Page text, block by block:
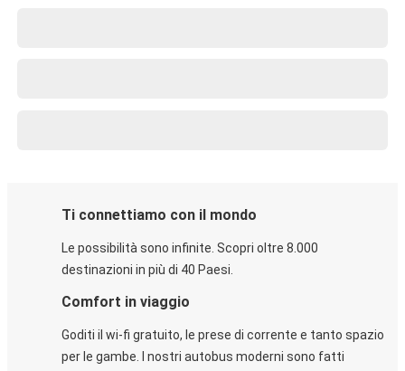
Ti connettiamo con il mondo
Le possibilità sono infinite. Scopri oltre 8.000
destinazioni in più di 40 Paesi.
Comfort in viaggio
Goditi il wi-fi gratuito, le prese di corrente e tanto spazio
per le gambe. I nostri autobus moderni sono fatti